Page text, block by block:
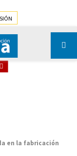
en la fabricación